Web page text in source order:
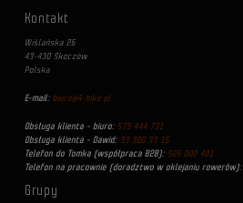
Kontakt
Wiślańska 26
43-430 Skoczów
Polska
E-mail: biuro@4-bike.pl
Obsługa klienta - biuro: 575 444 731
Obsługa klienta - Dawid: 33 300 33 15
Telefon do Tomka (współpraca B2B): 505 002 401
Telefon na pracownie (doradztwo w oklejaniu rowerów):
Grupy